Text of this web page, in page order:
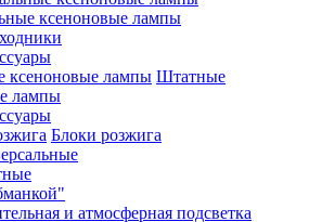
ксеноновые лампы
Штатные
лампы
Блоки розжига